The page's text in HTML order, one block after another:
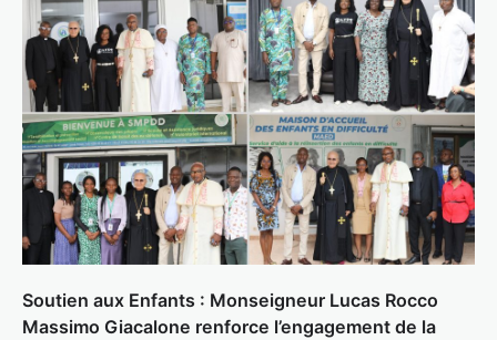
Soutien aux Enfants : Monseigneur Lucas Rocco
Massimo Giacalone renforce l’engagement de la